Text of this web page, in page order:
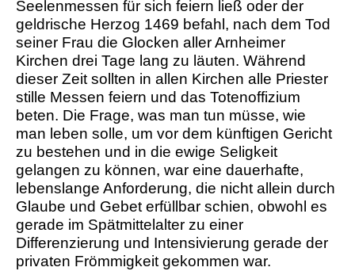
Seelenmessen für sich feiern ließ oder der
geldrische Herzog 1469 befahl, nach dem Tod
seiner Frau die Glocken aller Arnheimer
Kirchen drei Tage lang zu läuten. Während
dieser Zeit sollten in allen Kirchen alle Priester
stille Messen feiern und das Totenoffizium
beten. Die Frage, was man tun müsse, wie
man leben solle, um vor dem künftigen Gericht
zu bestehen und in die ewige Seligkeit
gelangen zu können, war eine dauerhafte,
lebenslange Anforderung, die nicht allein durch
Glaube und Gebet erfüllbar schien, obwohl es
gerade im Spätmittelalter zu einer
Differenzierung und Intensivierung gerade der
privaten Frömmigkeit gekommen war.